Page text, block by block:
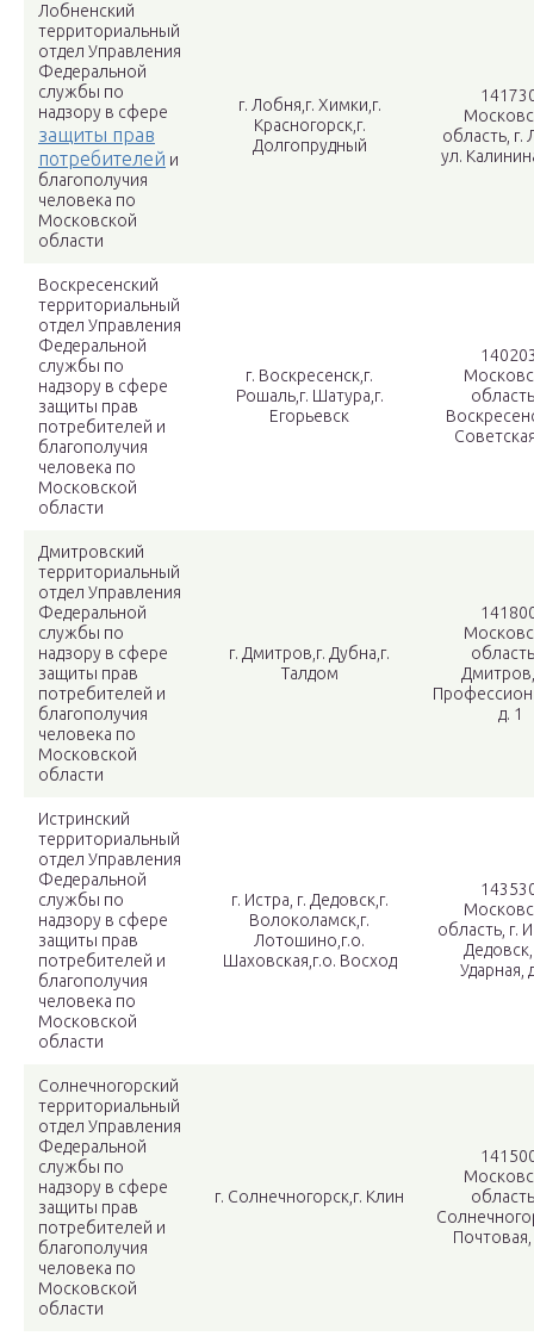
Лобненский
территориальный
отдел Управления
Федеральной
службы по
надзору в сфере
защиты прав
потребителей и
благополучия
человека по
Московской
области
г. Лобня,г. Химки,г.
Красногорск,г.
Долгопрудный
область, г.
ул.
Воскресенский
территориальный
отдел Управления
Федеральной
службы по
надзору в сфере
защиты прав
потребителей и
благополучия
человека по
Московской
области
г. Воскресенск,г.
Рошаль,г. Шатура,г.
Егорьевск
Дмитровский
территориальный
отдел Управления
Федеральной
службы по
надзору в сфере
защиты прав
потребителей и
благополучия
человека по
Московской
области
г. Дмитров,г. Дубна,г.
Талдом
д. 1
Истринский
территориальный
отдел Управления
Федеральной
службы по
надзору в сфере
защиты прав
потребителей и
благополучия
человека по
Московской
области
г. Истра, г. Дедовск,г.
Волоколамск,г.
Лотошино,г.о.
Шаховская,г.о. Восход
область, г.
Ударная,
Солнечногорский
территориальный
отдел Управления
Федеральной
службы по
надзору в сфере
защиты прав
потребителей и
благополучия
человека по
Московской
области
г. Солнечногорск,г. Клин
Почтовая,